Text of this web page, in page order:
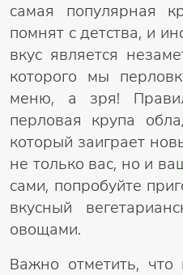
самая популярная
помнят с детства, и
вкус является
которого мы
меню, а зря!
перловая крупа
который заиграет
не только вас, но и
сами, попробуйте
вкусный
овощами.
Важно отметить,